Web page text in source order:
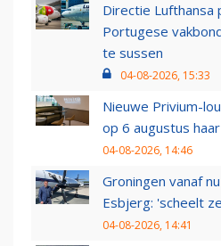
Directie
Portugese
te sussen
04-08-2026, 15:33
Nieuwe Privium-
op 6 augustus
04-08-2026, 14:46
Groningen vanaf
Esbjerg: 'scheelt
04-08-2026, 14:41